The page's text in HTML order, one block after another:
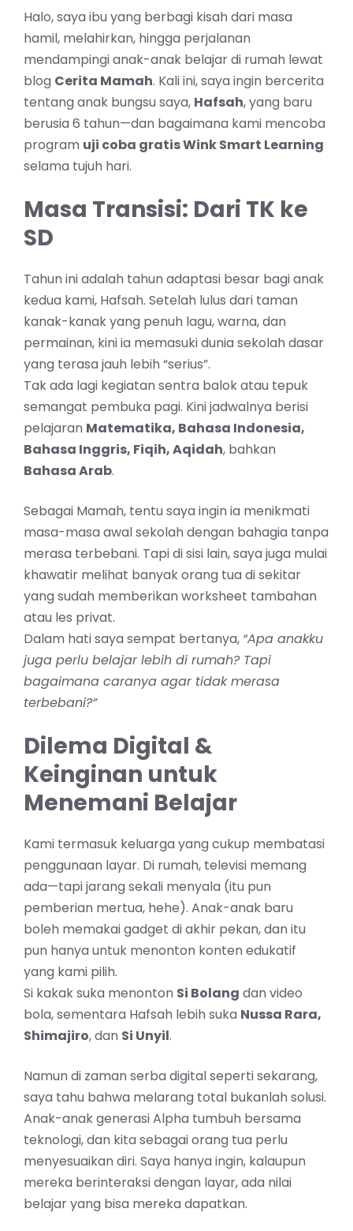
Halo, saya ibu yang berbagi kisah dari masa
hamil, melahirkan, hingga perjalanan
mendampingi anak-anak belajar di rumah lewat
blog Cerita Mamah. Kali ini, saya ingin bercerita
tentang anak bungsu saya, Hafsah, yang baru
berusia 6 tahun—dan bagaimana kami mencoba
program uji coba gratis Wink Smart Learning
selama tujuh hari.
Masa Transisi: Dari TK ke
SD
Tahun ini adalah tahun adaptasi besar bagi anak
kedua kami, Hafsah. Setelah lulus dari taman
kanak-kanak yang penuh lagu, warna, dan
permainan, kini ia memasuki dunia sekolah dasar
yang terasa jauh lebih “serius”.
Tak ada lagi kegiatan sentra balok atau tepuk
semangat pembuka pagi. Kini jadwalnya berisi
pelajaran Matematika, Bahasa Indonesia,
Bahasa Inggris, Fiqih, Aqidah, bahkan
Bahasa Arab.
Sebagai Mamah, tentu saya ingin ia menikmati
masa-masa awal sekolah dengan bahagia tanpa
merasa terbebani. Tapi di sisi lain, saya juga mulai
khawatir melihat banyak orang tua di sekitar
yang sudah memberikan worksheet tambahan
atau les privat.
Dalam hati saya sempat bertanya, “Apa anakku
juga perlu belajar lebih di rumah? Tapi
bagaimana caranya agar tidak merasa
terbebani?”
Dilema Digital &
Keinginan untuk
Menemani Belajar
Kami termasuk keluarga yang cukup membatasi
penggunaan layar. Di rumah, televisi memang
ada—tapi jarang sekali menyala (itu pun
pemberian mertua, hehe). Anak-anak baru
boleh memakai gadget di akhir pekan, dan itu
pun hanya untuk menonton konten edukatif
yang kami pilih.
Si kakak suka menonton Si Bolang dan video
bola, sementara Hafsah lebih suka Nussa Rara,
Shimajiro, dan Si Unyil.
Namun di zaman serba digital seperti sekarang,
saya tahu bahwa melarang total bukanlah solusi.
Anak-anak generasi Alpha tumbuh bersama
teknologi, dan kita sebagai orang tua perlu
menyesuaikan diri. Saya hanya ingin, kalaupun
mereka berinteraksi dengan layar, ada nilai
belajar yang bisa mereka dapatkan.